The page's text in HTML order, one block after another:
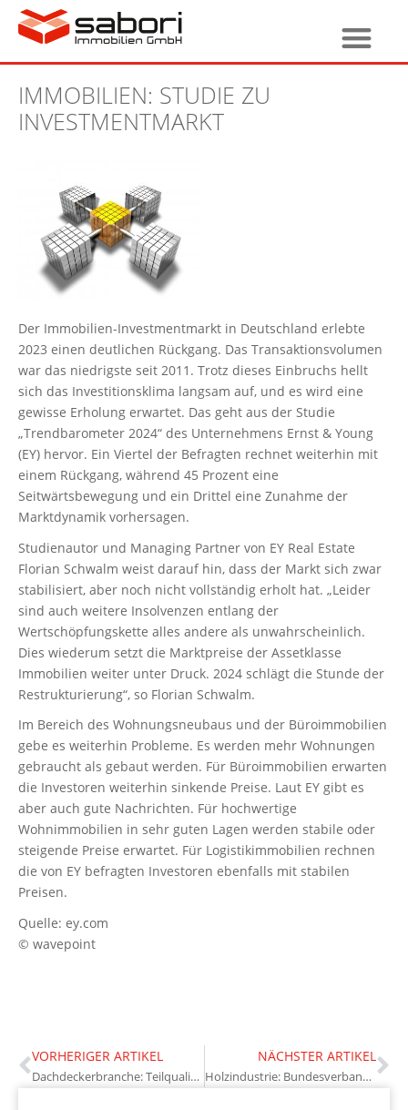
IMMOBILIEN: STUDIE ZU
INVESTMENTMARKT
Der Immobilien-Investmentmarkt in Deutschland erlebte
2023 einen deutlichen Rückgang. Das Transaktionsvolumen
war das niedrigste seit 2011. Trotz dieses Einbruchs hellt
sich das Investitionsklima langsam auf, und es wird eine
gewisse Erholung erwartet. Das geht aus der Studie
„Trendbarometer 2024“ des Unternehmens Ernst & Young
(EY) hervor. Ein Viertel der Befragten rechnet weiterhin mit
einem Rückgang, während 45 Prozent eine
Seitwärtsbewegung und ein Drittel eine Zunahme der
Marktdynamik vorhersagen.
Studienautor und Managing Partner von EY Real Estate
Florian Schwalm weist darauf hin, dass der Markt sich zwar
stabilisiert, aber noch nicht vollständig erholt hat. „Leider
sind auch weitere Insolvenzen entlang der
Wertschöpfungskette alles andere als unwahrscheinlich.
Dies wiederum setzt die Marktpreise der Assetklasse
Immobilien weiter unter Druck. 2024 schlägt die Stunde der
Restrukturierung“, so Florian Schwalm.
Im Bereich des Wohnungsneubaus und der Büroimmobilien
gebe es weiterhin Probleme. Es werden mehr Wohnungen
gebraucht als gebaut werden. Für Büroimmobilien erwarten
die Investoren weiterhin sinkende Preise. Laut EY gibt es
aber auch gute Nachrichten. Für hochwertige
Wohnimmobilien in sehr guten Lagen werden stabile oder
steigende Preise erwartet. Für Logistikimmobilien rechnen
die von EY befragten Investoren ebenfalls mit stabilen
Preisen.
Quelle: ey.com
© wavepoint
VORHERIGER ARTIKEL
Dachdeckerbranche: Teilqualifikation möglich
NÄCHSTER ARTIKEL
Holzindustrie: Bundesverband beklagt fehlenden Versicherungsschutz